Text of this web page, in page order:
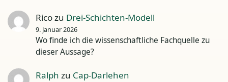
Ricozu Drei-Schichten-Modell
9. Januar 2026
Wo finde ich die wissenschaftliche Fachquelle zu
dieser Aussage?
Ralph zu Cap-Darlehen